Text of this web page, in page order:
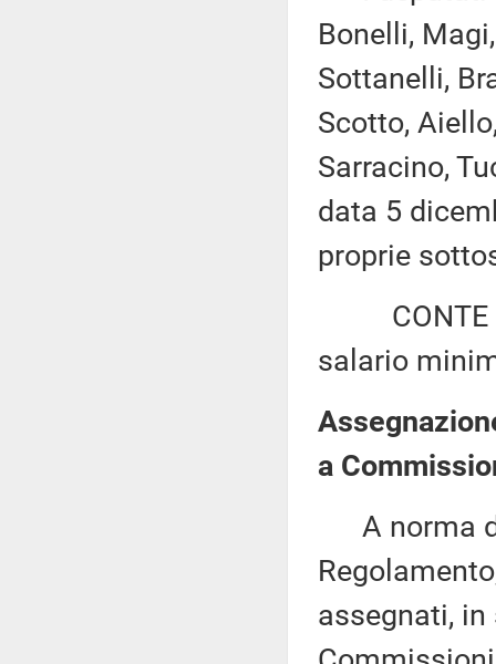
Bonelli,
Sottanelli,
Scotto,
Sarracino,
data 5
proprie
CONTE
salario
a
A norma
assegnati,